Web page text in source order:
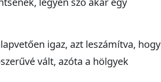
igaz, azt leszámítva, hogy
vált, azóta a hölgyek